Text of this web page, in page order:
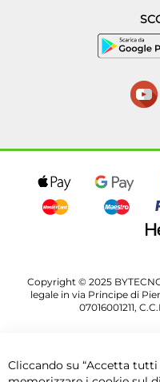
Copyright © 2025
legale in via Principe di
07016001211,
Cliccando su “Accetta